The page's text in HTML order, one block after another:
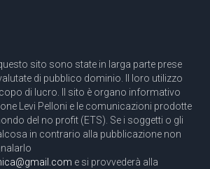
sito sono state in larga parte prese
di pubblico dominio. Il loro utilizzo
di lucro. Il sito è organo informativo
Levi Pelloni e le comunicazioni prodotte
del no profit (ETS). Se i soggetti o gli
in contrario alla pubblicazione non
e si provvederà alla